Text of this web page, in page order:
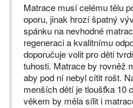
Matrace musí celému tělu
oporu, jinak hrozí špatný
spánku na nevhodné
regeneraci a kvalitnímu
doporučuje volit pro děti
tuhosti. Matrace by rovněž
aby pod ní nebyl cítit rošt.
menších dětí je tloušťka 10
věkem by měla sílit i